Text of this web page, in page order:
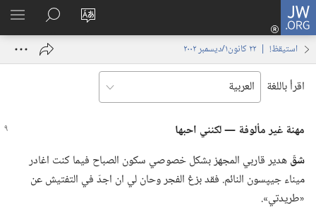
JW.ORG
تغيير
الموقع
تسجيل
الدخول
نافذة
البحث
في
JW.‎ORG
استيقظ‏!‏ | ‏‎٢٢‏ ‏‎كانون١/ديسمبر‏ ‎٢٠٠٢
اقرأ باللغة
مهنة غير مألوفة —‏ لكنني احبها
شقّهدير قاربي المجهز بشكل خصوصي سكون الصباح فيما كنت اغادر
ميناء جيپسون النائم.‏ فقد بزغ الفجر وحان لي ان اجدّ في التفتيش عن
«طريدتي».‏